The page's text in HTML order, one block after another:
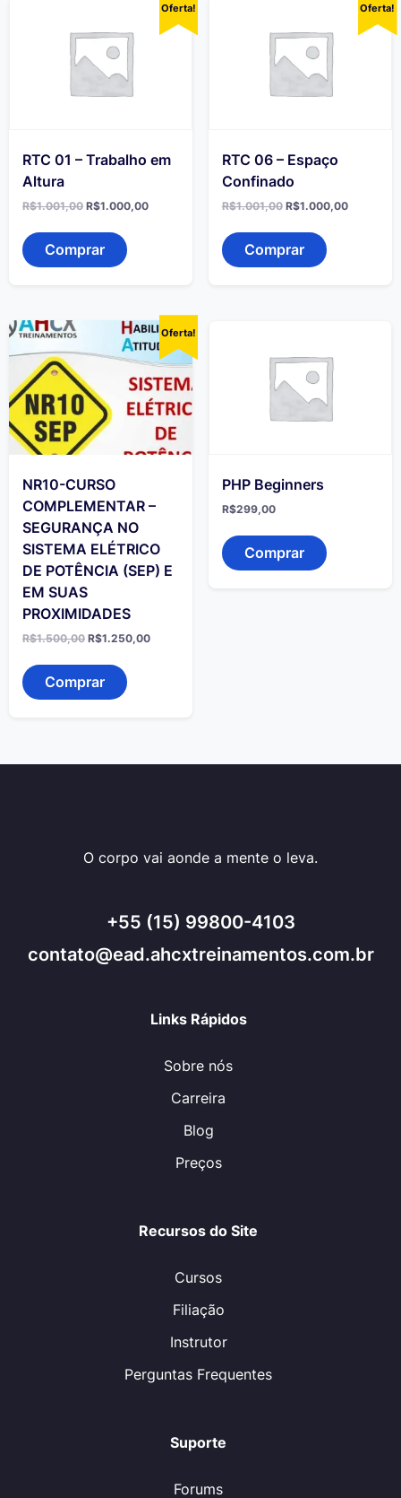
Oferta!
RTC 01 – Trabalho em
Altura
R$1.001,00 O
original
era:
R$1.001,00.
R$1.000,00O
Comprar
Oferta!
RTC 06 – Espaço
Confinado
R$1.001,00 O
original
era:
R$1.001,00.
R$1.000,00O
Comprar
Oferta!
NR10-CURSO
COMPLEMENTAR –
SEGURANÇA NO
SISTEMA ELÉTRICO
DE POTÊNCIA (SEP) E
EM SUAS
PROXIMIDADES
R$1.500,00 O
original
era:
R$1.500,00.
R$1.250,00O
Comprar
PHP Beginners
R$299,00
Comprar
O corpo vai aonde a mente o leva.
+55 (15) 99800-4103
contato@ead.ahcxtreinamentos.com.br
Links Rápidos
Sobre nós
Carreira
Blog
Preços
Recursos do Site
Cursos
Filiação
Instrutor
Perguntas Frequentes
Suporte
Forums